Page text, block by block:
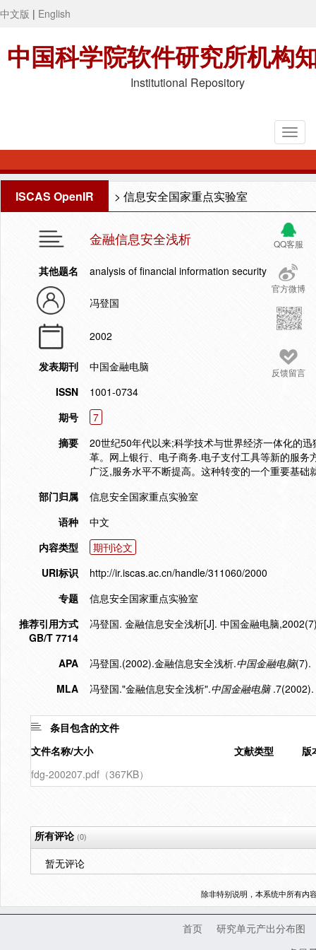
中文版 | English
中国科学院软件研究所机构
Institutional Repository
ISCAS OpenIR > 信息安全国家重点实验室
QQ客服
官方微博
反馈留言
金融信息安全浅析
其他题名 analysis of financial information security
冯登国
2002
发表期刊
中国金融电脑
ISSN
1001-0734
期号
7
摘要
20世纪50年代以来;科学技术与世界经济一体化的
革。网上银行、电子商务.电子支付工具等新的服
广泛,服务水平不断提高。这种转变的一个重要基
部门归属
信息安全国家重点实验室
语种
中文
内容类型
期刊论文
URI标识
http://ir.iscas.ac.cn/handle/311060/2000
专题
信息安全国家重点实验室
推荐引用方式
GB/T 7714
冯登国. 金融信息安全浅析[J]. 中国金融电脑
APA 冯登国.(2002).金融信息安全浅析.中国金融电脑(7).
MLA
冯登国."金融信息安全浅析".中国金融电脑.7(2002).
条目包含的文件
文件名称/大小
文献类型
版
fdg-200207.pdf（367KB）
所有评论(0)
暂无评论
除非特别说明，本系统中所有内
首页
研究单元产出分布图